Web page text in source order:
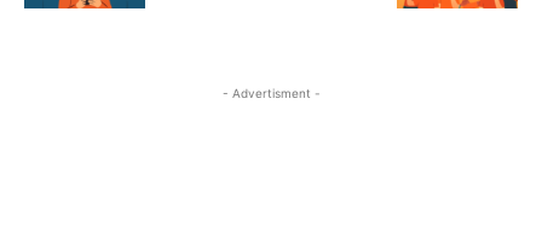
- Advertisment -